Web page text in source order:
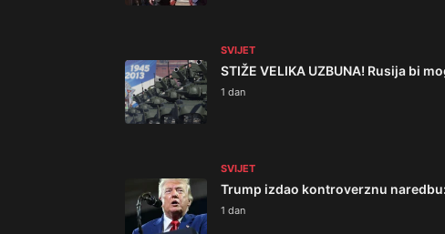
SVIJET
STIŽE VELIKA UZBUNA! Rusija bi
1 dan
SVIJET
Trump izdao kontroverznu
1 dan